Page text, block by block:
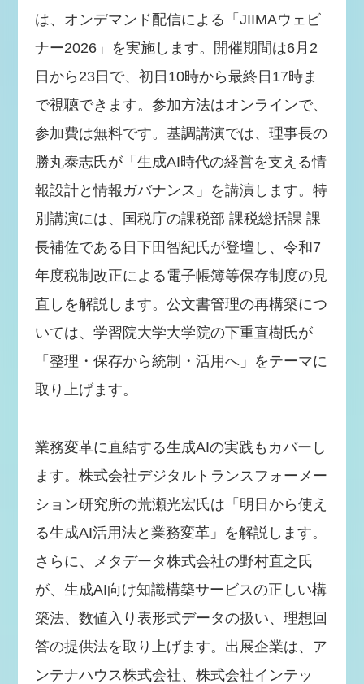
は、オンデマンド配信による「JIIMAウェビ
ナー2026」を実施します。開催期間は6月2
日から23日で、初日10時から最終日17時ま
で視聴できます。参加方法はオンラインで、
参加費は無料です。基調講演では、理事長の
勝丸泰志氏が「生成AI時代の経営を支える情
報設計と情報ガバナンス」を講演します。特
別講演には、国税庁の課税部 課税総括課 課
長補佐である日下田智紀氏が登壇し、令和7
年度税制改正による電子帳簿等保存制度の見
直しを解説します。公文書管理の再構築につ
いては、学習院大学大学院の下重直樹氏が
「整理・保存から統制・活用へ」をテーマに
取り上げます。
業務変革に直結する生成AIの実践もカバーし
ます。株式会社デジタルトランスフォーメー
ション研究所の荒瀬光宏氏は「明日から使え
る生成AI活用法と業務変革」を解説します。
さらに、メタデータ株式会社の野村直之氏
が、生成AI向け知識構築サービスの正しい構
築法、数値入り表形式データの扱い、理想回
答の提供法を取り上げます。出展企業は、ア
ンテナハウス株式会社、株式会社インテッ